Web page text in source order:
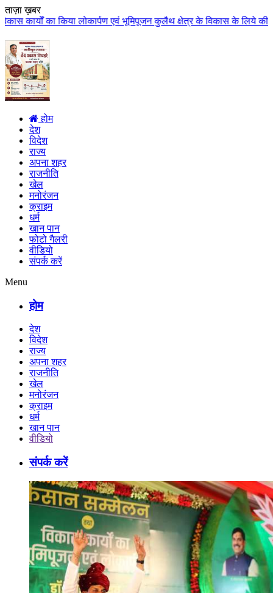
ताज़ा ख़बर
एवं भूमिपूजन कुलैथ क्षेत्र के विकास के लिये की बड़ी-बड़ी सौगातों की
होम
देश
विदेश
राज्य
अपना शहर
राजनीति
खेल
मनोरंजन
क्राइम
धर्म
खान पान
फोटो गैलरी
वीडियो
संपर्क करें
Menu
होम
देश
विदेश
राज्य
अपना शहर
राजनीति
खेल
मनोरंजन
क्राइम
धर्म
खान पान
वीडियो
संपर्क करें